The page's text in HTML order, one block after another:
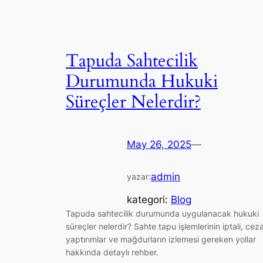
Tapuda Sahtecilik
Durumunda Hukuki
Süreçler Nelerdir?
May 26, 2025—
yazar:admin
kategori: Blog
Tapuda sahtecilik durumunda uygulanacak hukuki
süreçler nelerdir? Sahte tapu işlemlerinin iptali,
yaptırımlar ve mağdurların izlemesi gereken yollar
hakkında detaylı rehber.